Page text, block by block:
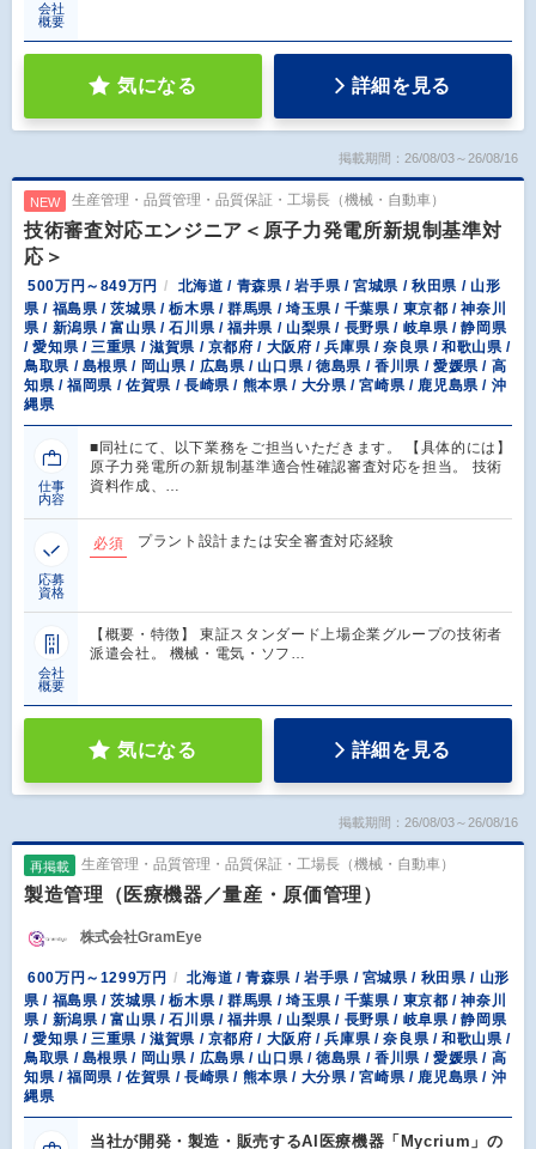
会社
概要
気になる 詳細を見る
掲載期間：26/08/03～26/08/16
NEW 生産管理・品質管理・品質保証・工場長（機械・自動車）
技術審査対応エンジニア＜原子力発電所新規制基準対
応＞
500万円～849万円
北海道 / 青森県 / 岩手県 / 宮城県 / 秋田県 / 山形
県 / 福島県 / 茨城県 / 栃木県 / 群馬県 / 埼玉県 / 千葉県 / 東京都 / 神奈川
県 / 新潟県 / 富山県 / 石川県 / 福井県 / 山梨県 / 長野県 / 岐阜県 / 静岡県
/ 愛知県 / 三重県 / 滋賀県 / 京都府 / 大阪府 / 兵庫県 / 奈良県 / 和歌山県 /
鳥取県 / 島根県 / 岡山県 / 広島県 / 山口県 / 徳島県 / 香川県 / 愛媛県 / 高
知県 / 福岡県 / 佐賀県 / 長崎県 / 熊本県 / 大分県 / 宮崎県 / 鹿児島県 / 沖
縄県
仕事
内容
■同社にて、以下業務をご担当いただきます。 【具体的には】
原子力発電所の新規制基準適合性確認審査対応を担当。 技術
資料作成、…
応募
資格
必須 プラント設計または安全審査対応経験
会社
概要
【概要・特徴】 東証スタンダード上場企業グループの技術者
派遣会社。 機械・電気・ソフ…
気になる 詳細を見る
掲載期間：26/08/03～26/08/16
再掲載 生産管理・品質管理・品質保証・工場長（機械・自動車）
製造管理（医療機器／量産・原価管理）
株式会社GramEye
600万円～1299万円
北海道 / 青森県 / 岩手県 / 宮城県 / 秋田県 / 山形
県 / 福島県 / 茨城県 / 栃木県 / 群馬県 / 埼玉県 / 千葉県 / 東京都 / 神奈川
県 / 新潟県 / 富山県 / 石川県 / 福井県 / 山梨県 / 長野県 / 岐阜県 / 静岡県
/ 愛知県 / 三重県 / 滋賀県 / 京都府 / 大阪府 / 兵庫県 / 奈良県 / 和歌山県 /
鳥取県 / 島根県 / 岡山県 / 広島県 / 山口県 / 徳島県 / 香川県 / 愛媛県 / 高
知県 / 福岡県 / 佐賀県 / 長崎県 / 熊本県 / 大分県 / 宮崎県 / 鹿児島県 / 沖
縄県
当社が開発・製造・販売するAI医療機器「Mycrium」の